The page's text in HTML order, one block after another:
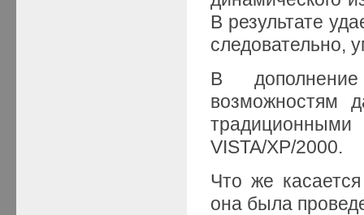
В результате
следовательно,
В
возможностям
традиционными
VISTA/XP/2000.
Что же
она была